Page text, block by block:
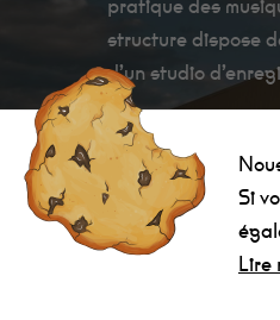
pratique des
structure dispose
d’un studio
La Nef Angoulême ©
Si
Lire